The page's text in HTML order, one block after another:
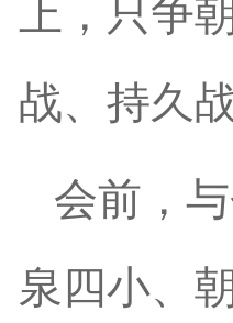
上，只争
战、持久战
会前，
泉四小、